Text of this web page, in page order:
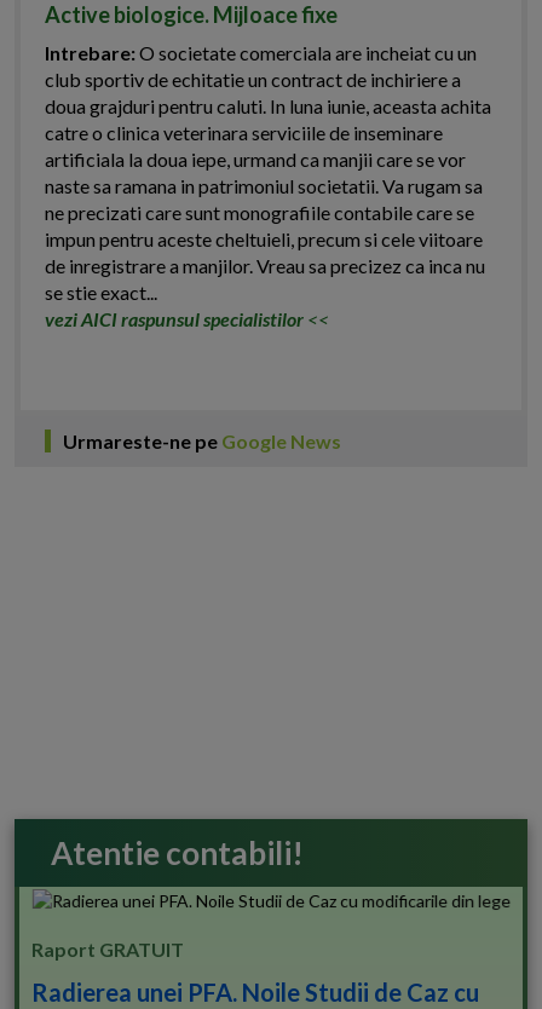
Active biologice. Mijloace fixe
Intrebare:O societate comerciala are incheiat cu un
club sportiv de echitatie un contract de inchiriere a
doua grajduri pentru caluti. In luna iunie, aceasta achita
catre o clinica veterinara serviciile de inseminare
artificiala la doua iepe, urmand ca manjii care se vor
naste sa ramana in patrimoniul societatii. Va rugam sa
ne precizati care sunt monografiile contabile care se
impun pentru aceste cheltuieli, precum si cele viitoare
de inregistrare a manjilor. Vreau sa precizez ca inca nu
se stie exact...
vezi AICI raspunsul specialistilor <<
Urmareste-ne pe Google News
Atentie contabili!
Raport GRATUIT
Radierea unei PFA. Noile Studii de Caz cu